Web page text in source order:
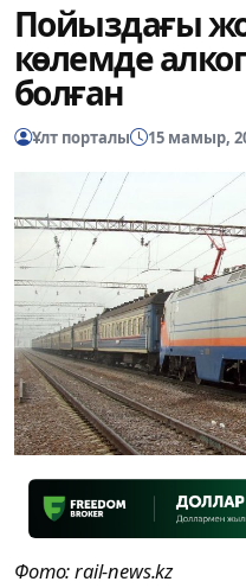
Пойыздағы
көлемде
болған
Ұлт порталы 15 мамыр,
Фото: rail-news.kz